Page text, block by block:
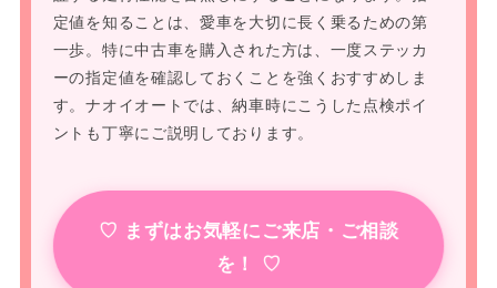
定値を知ることは、愛車を大切に長く乗るための第
一歩。特に中古車を購入された方は、一度ステッカ
ーの指定値を確認しておくことを強くおすすめしま
す。ナオイオートでは、納車時にこうした点検ポイ
ントも丁寧にご説明しております。
♡ まずはお気軽にご来店・ご相談
を！ ♡